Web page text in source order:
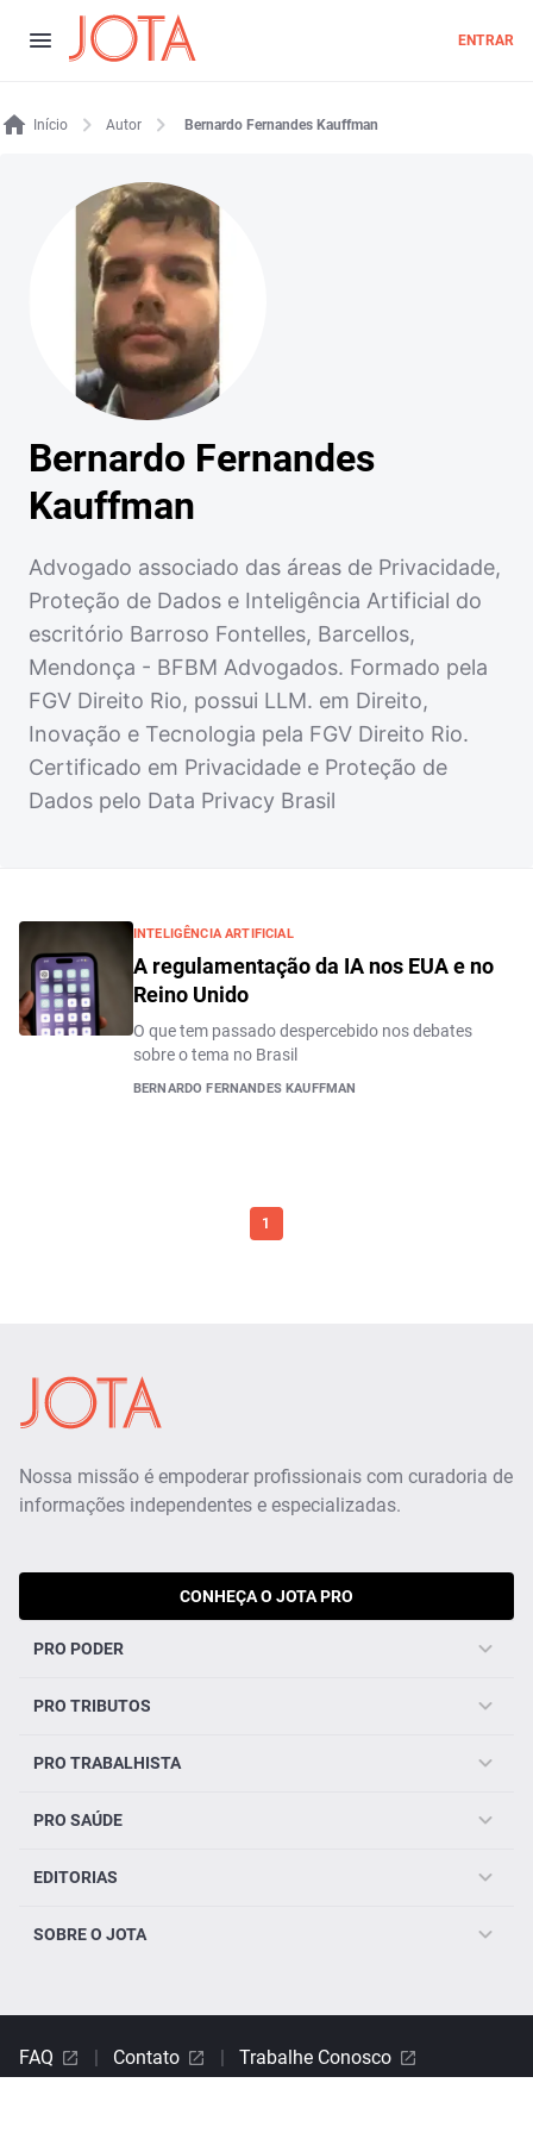
ENTRAR
Início Autor Bernardo Fernandes Kauffman
Bernardo Fernandes
Kauffman
Advogado associado das áreas de Privacidade,
Proteção de Dados e Inteligência Artificial do
escritório Barroso Fontelles, Barcellos,
Mendonça - BFBM Advogados. Formado pela
FGV Direito Rio, possui LLM. em Direito,
Inovação e Tecnologia pela FGV Direito Rio.
Certificado em Privacidade e Proteção de
Dados pelo Data Privacy Brasil
INTELIGÊNCIA ARTIFICIAL
A regulamentação da IA nos EUA e no
Reino Unido
O que tem passado despercebido nos debates
sobre o tema no Brasil
BERNARDO FERNANDES KAUFFMAN
1
Nossa missão é empoderar profissionais com curadoria de
informações independentes e especializadas.
CONHEÇA O JOTA PRO
PRO PODER
PRO TRIBUTOS
PRO TRABALHISTA
PRO SAÚDE
EDITORIAS
SOBRE O JOTA
FAQ | Contato | Trabalhe Conosco